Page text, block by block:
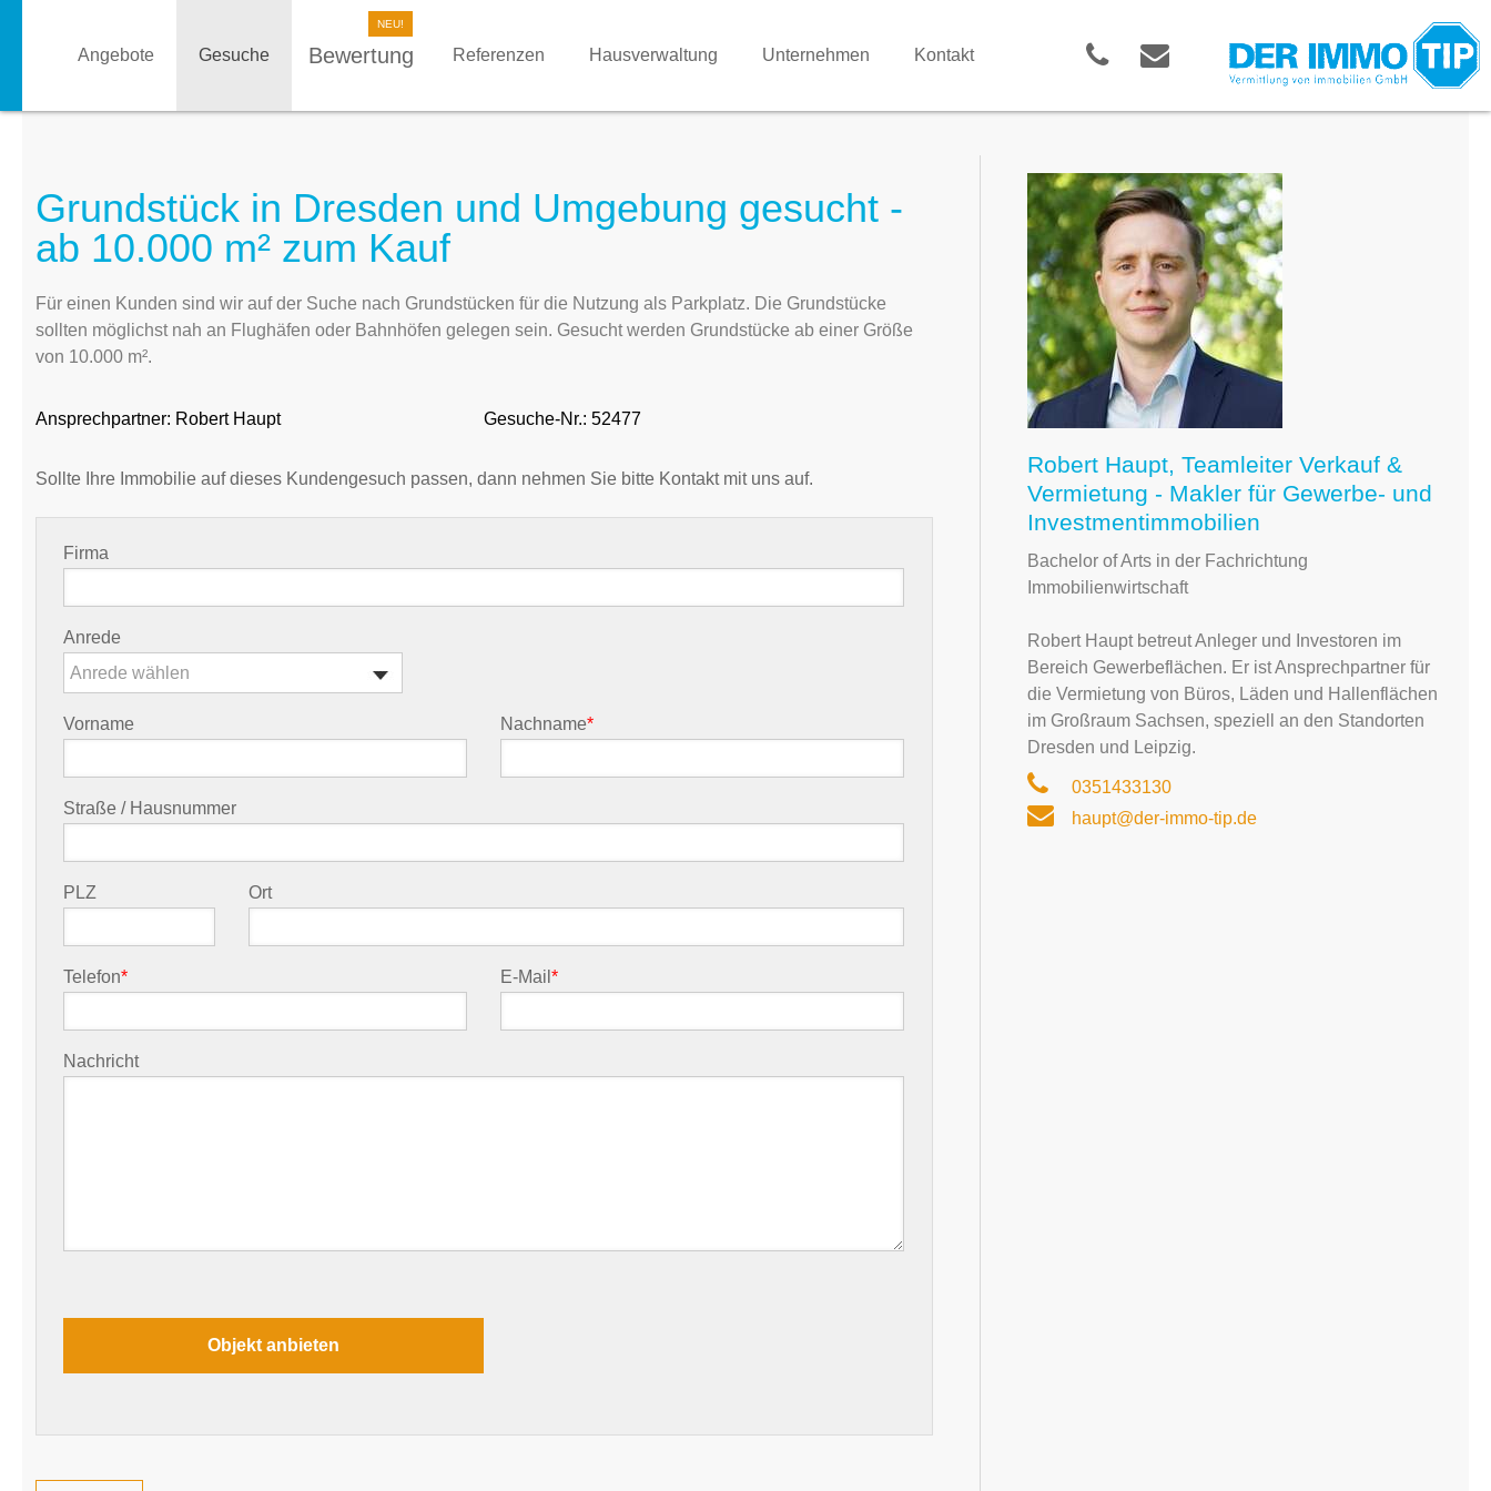
Angebote Gesuche Bewertung Referenzen Hausverwaltung Unternehmen Kontakt
Grundstück in Dresden und Umgebung gesucht -
ab 10.000 m² zum Kauf
Für einen Kunden sind wir auf der Suche nach Grundstücken für die Nutzung als Parkplatz. Die Grundstücke
sollten möglichst nah an Flughäfen oder Bahnhöfen gelegen sein. Gesucht werden Grundstücke ab einer Größe
von 10.000 m².
Ansprechpartner: Robert Haupt Gesuche-Nr.: 52477
Sollte Ihre Immobilie auf dieses Kundengesuch passen, dann nehmen Sie bitte Kontakt mit uns auf.
Firma
Anrede
Anrede wählen
Vorname Nachname*
Straße / Hausnummer
PLZ Ort
Telefon* E-Mail*
Nachricht
Robert Haupt, Teamleiter Verkauf &
Vermietung - Makler für Gewerbe- und
Investmentimmobilien
Bachelor of Arts in der Fachrichtung
Immobilienwirtschaft
Robert Haupt betreut Anleger und Investoren im
Bereich Gewerbeflächen. Er ist Ansprechpartner für
die Vermietung von Büros, Läden und Hallenflächen
im Großraum Sachsen, speziell an den Standorten
Dresden und Leipzig.
0351433130
haupt@der-immo-tip.de